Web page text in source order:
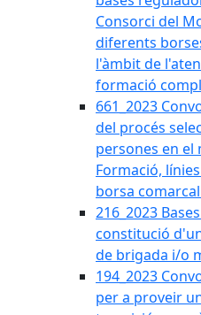
Consorci del
diferents
l'àmbit de
formació
661_2023
del procés
persones en el
Formació,
borsa
216_2023
constitució
de brigada i/o
194_2023
per a proveir